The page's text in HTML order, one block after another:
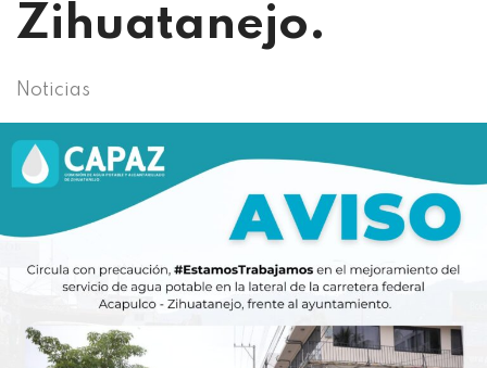
Zihuatanejo.
Noticias